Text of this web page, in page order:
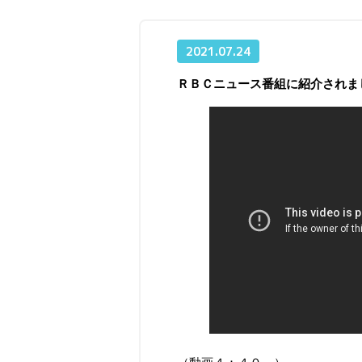
2021.07.24
ＲＢＣニュース番組に紹介され